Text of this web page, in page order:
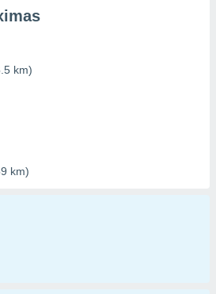
km)
km)